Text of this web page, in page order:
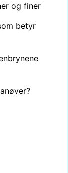
og finer
betyr